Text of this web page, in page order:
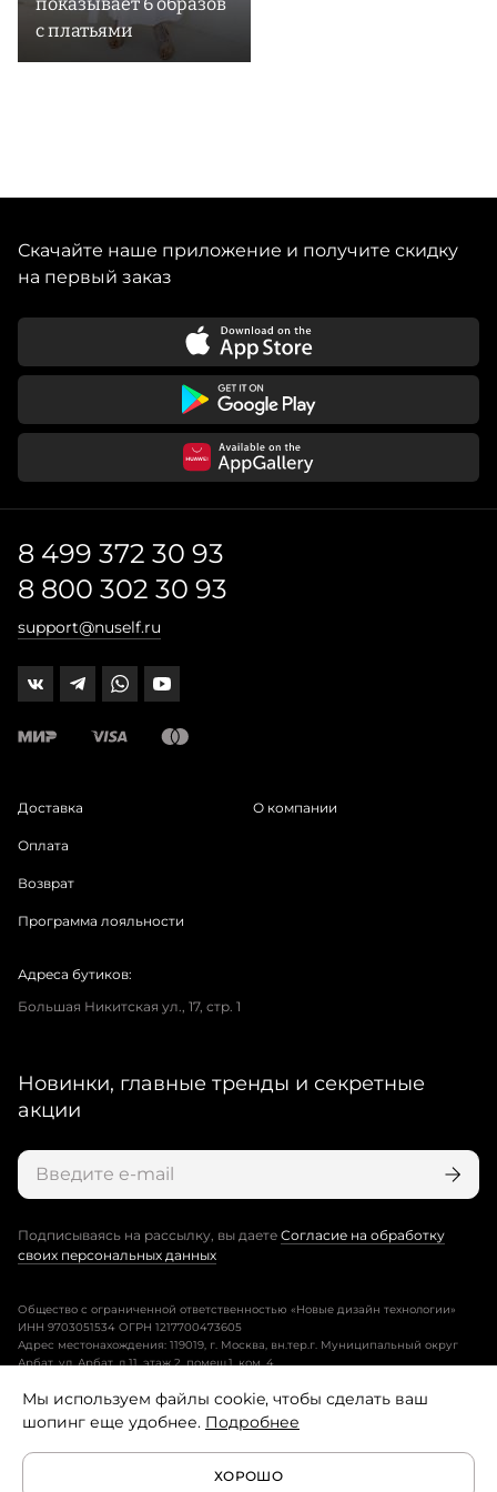
показывает 6 образов
с платьями
Скачайте наше приложение и получите скидку
на первый заказ
8 499 372 30 93
8 800 302 30 93
support@nuself.ru
Доставка
Оплата
Возврат
Программа лояльности
О компании
Адреса бутиков:
Большая Никитская ул., 17, стр. 1
Новинки, главные тренды и секретные
акции
Подписываясь на рассылку, вы даете Согласие на обработку
своих персональных данных
Общество с ограниченной ответственностью «Новые дизайн технологии»
ИНН 9703051534 ОГРН 1217700473605
Адрес местонахождения: 119019, г. Москва, вн.тер.г. Муниципальный округ
Арбат, ул. Арбат, д.11, этаж 2, помещ.1, ком. 4.
Пользовательское соглашение
Политика конфиденциальности
Мы используем файлы cookie, чтобы сделать ваш
шопинг еще удобнее. Подробнее
ХОРОШО